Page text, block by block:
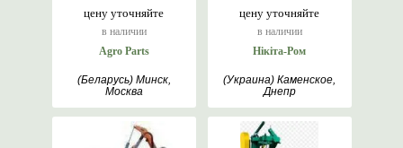
цену уточняйте
в наличии
Agro Parts
(Беларусь) Минск,
Москва
цену уточняйте
в наличии
Нікіта-Ром
(Украина) Каменское,
Днепр